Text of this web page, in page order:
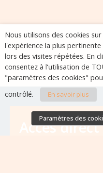
Accès direct
Nous utilisons des cookies
l'expérience la plus
lors des visites répétées. En
consentez à l'utilisation de
"paramètres des cookies"
contrôlé.
En savoir plus
Paramètres des